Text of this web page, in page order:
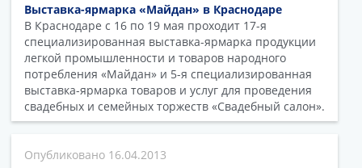
Выставка-ярмарка «Майдан» в Краснодаре
В Краснодаре с 16 по 19 мая проходит 17-я
специализированная выставка-ярмарка продукции
легкой промышленности и товаров народного
потребления «Майдан» и 5-я специализированная
выставка-ярмарка товаров и услуг для проведения
свадебных и семейных торжеств «Свадебный салон».
16.04.2013